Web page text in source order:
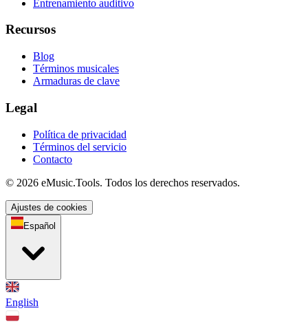
Entrenamiento auditivo
Recursos
Blog
Términos musicales
Armaduras de clave
Legal
Política de privacidad
Términos del servicio
Contacto
© 2026 eMusic.Tools. Todos los derechos reservados.
Ajustes de cookies
Español
English